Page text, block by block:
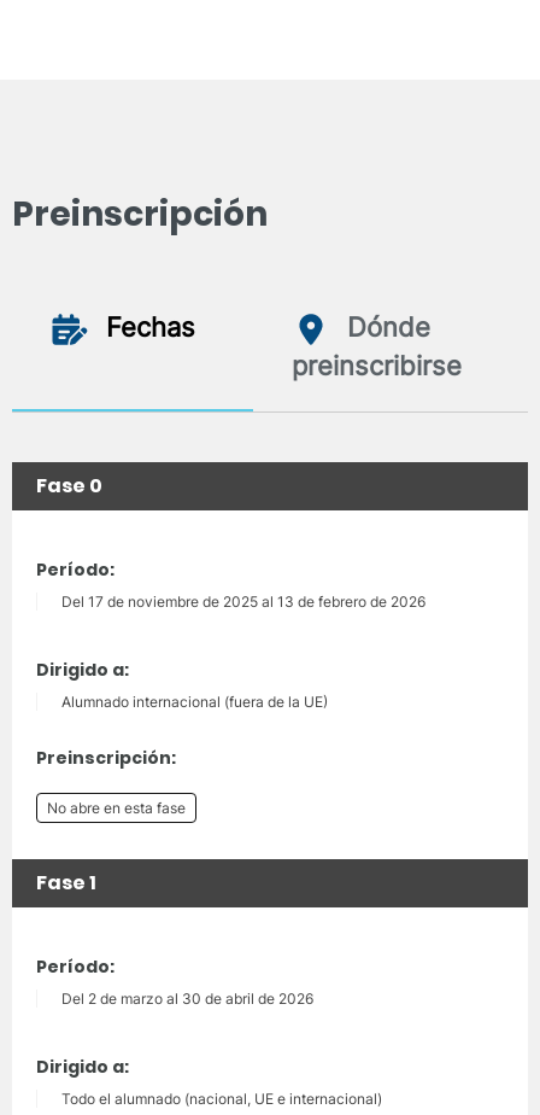
Preinscripción
Fechas
Dónde
preinscribirse
Fase 0
Período:
Del 17 de noviembre de 2025 al 13 de febrero de 2026
Dirigido a:
Alumnado internacional (fuera de la UE)
Preinscripción:
No abre en esta fase
Fase 1
Período:
Del 2 de marzo al 30 de abril de 2026
Dirigido a:
Todo el alumnado (nacional, UE e internacional)